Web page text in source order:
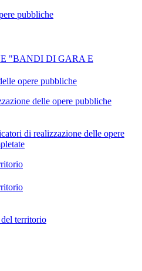
pubbliche
"BANDI DI GARA E
opere pubbliche
delle opere pubbliche
di realizzazione delle opere
territorio